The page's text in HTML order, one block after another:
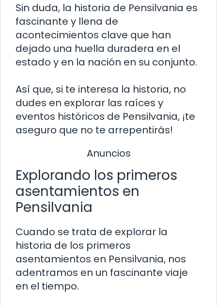
Sin duda, la historia de Pensilvania es
fascinante y llena de
acontecimientos clave que han
dejado una huella duradera en el
estado y en la nación en su conjunto.
Así que, si te interesa la historia, no
dudes en explorar las raíces y
eventos históricos de Pensilvania, ¡te
aseguro que no te arrepentirás!
Anuncios
Explorando los primeros
asentamientos en
Pensilvania
Cuando se trata de explorar la
historia de los primeros
asentamientos en Pensilvania, nos
adentramos en un fascinante viaje
en el tiempo.